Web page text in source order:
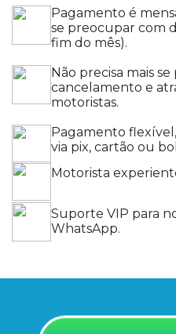
Pagamento é
se preocupar com
fim do mês).
Não precisa mais
cancelamento e
Pagamento
via pix,
Motorista
Suporte VIP para